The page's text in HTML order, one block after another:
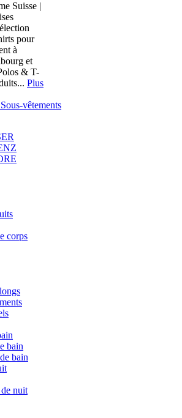
Suisse |
pour
à
et
& T-
Plus
vêtements
corps
bain
bain
nuit